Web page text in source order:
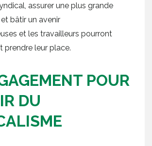
assurer une plus grande
bâtir un avenir
et les travailleurs pourront
prendre leur place.
POUR
DU